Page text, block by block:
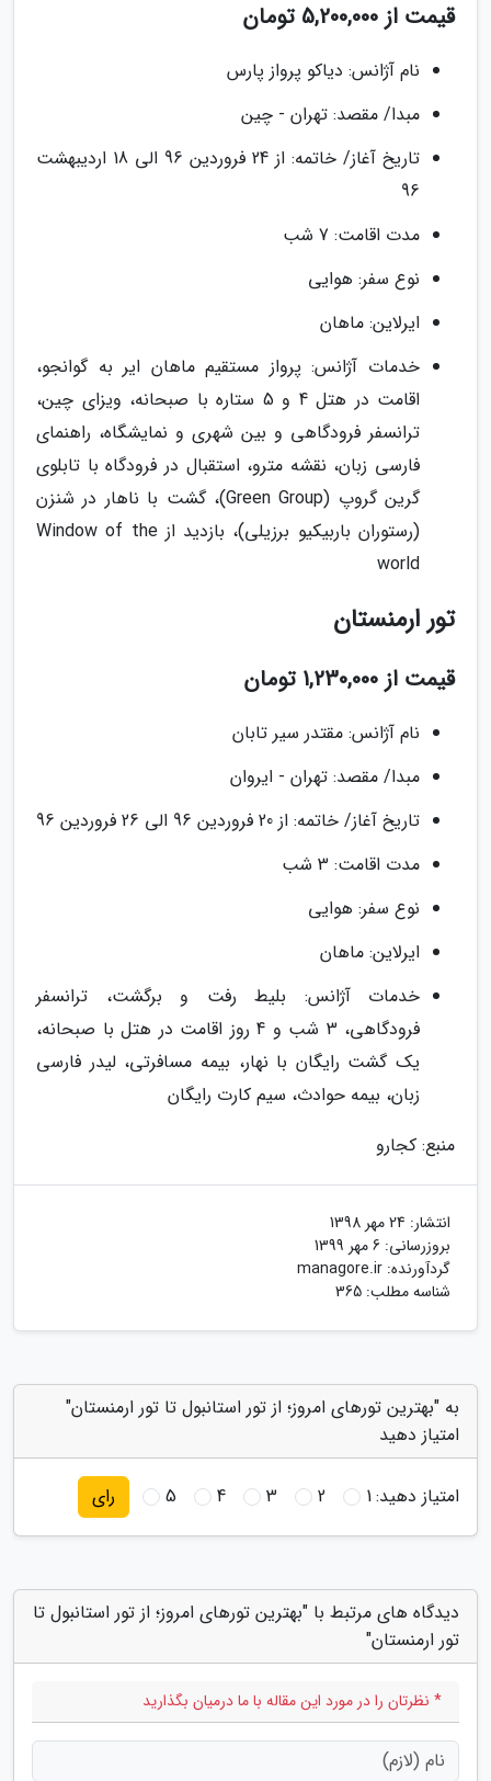
قیمت از 5,200,000 تومان
نام آژانس: دیاکو پرواز پارس
مبدا/ مقصد: تهران - چین
تاریخ آغاز/ خاتمه: از 24 فروردین 96 الی 18 اردیبهشت
96
مدت اقامت: 7 شب
نوع سفر: هوایی
ایرلاین: ماهان
خدمات آژانس: پرواز مستقیم ماهان ایر به گوانجو،
اقامت در هتل 4 و 5 ستاره با صبحانه، ویزای چین،
ترانسفر فرودگاهی و بین شهری و نمایشگاه، راهنمای
فارسی زبان، نقشه مترو، استقبال در فرودگاه با تابلوی
گرین گروپ (Green Group)، گشت با ناهار در شنزن
(رستوران باربیکیو برزیلی)، بازدید از Window of the
world
تور ارمنستان
قیمت از 1,230,000 تومان
نام آژانس: مقتدر سیر تابان
مبدا/ مقصد: تهران - ایروان
تاریخ آغاز/ خاتمه: از 20 فروردین 96 الی 26 فروردین 96
مدت اقامت: 3 شب
نوع سفر: هوایی
ایرلاین: ماهان
خدمات آژانس: بلیط رفت و برگشت، ترانسفر
فرودگاهی، 3 شب و 4 روز اقامت در هتل با صبحانه،
یک گشت رایگان با نهار، بیمه مسافرتی، لیدر فارسی
زبان، بیمه حوادث، سیم کارت رایگان
منبع: کجارو
انتشار: 24 مهر 1398
بروزرسانی: 6 مهر 1399
گردآورنده: managore.ir
شناسه مطلب: 365
به "بهترین تورهای امروز؛ از تور استانبول تا تور ارمنستان"
امتیاز دهید
امتیاز دهید:1
2
3
4
5 رای
دیدگاه های مرتبط با "بهترین تورهای امروز؛ از تور استانبول تا
تور ارمنستان"
* نظرتان را در مورد این مقاله با ما درمیان بگذارید